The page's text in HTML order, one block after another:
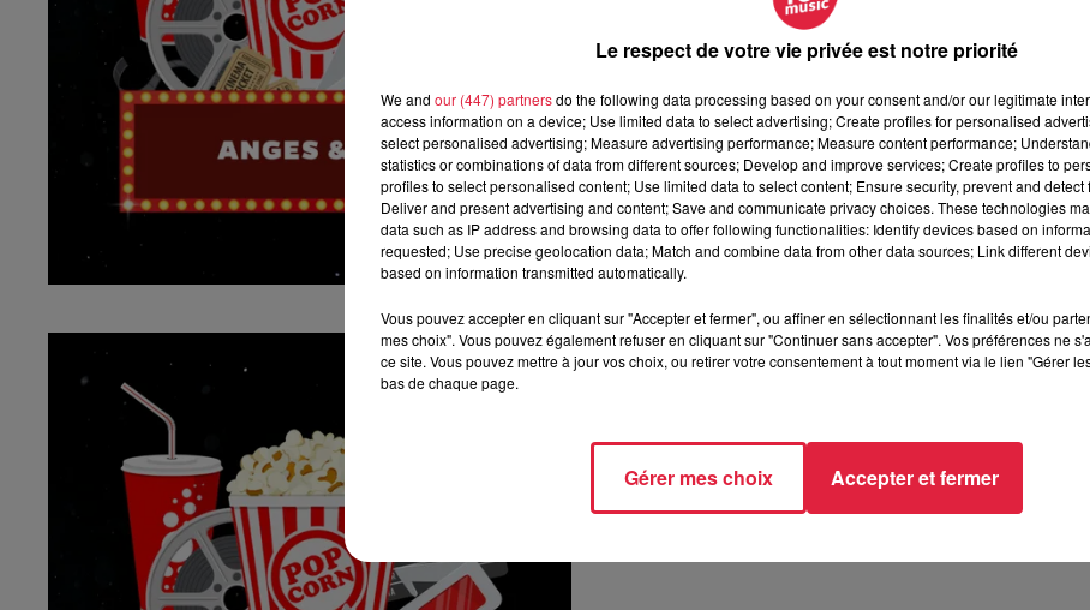
Thunderbolts !
La Minute Ciné
Le respect de votre vie privée est notre priorité
We and our (447) partnersdo the following data processing based on your consent and/or our legitimate
access information on a device; Use limited data to select advertising; Create profiles for personalised
select personalised advertising; Measure advertising performance; Measure content performance;
statistics or combinations of data from different sources; Develop and improve services; Create profiles to
profiles to select personalised content; Use limited data to select content; Ensure security, prevent and detect
Deliver and present advertising and content; Save and communicate privacy choices. These technologies
data such as IP address and browsing data to offer following functionalities: Identify devices based on
requested; Use precise geolocation data; Match and combine data from other data sources; Link different
based on information transmitted automatically.
Vous pouvez accepter en cliquant sur "Accepter et fermer", ou affiner en sélectionnant les finalités et/ou
mes choix". Vous pouvez également refuser en cliquant sur "Continuer sans accepter". Vos préférences ne
ce site. Vous pouvez mettre à jour vos choix, ou retirer votre consentement à tout moment via le lien "Gérer
bas de chaque page.
Gérer mes choix Accepter et fermer